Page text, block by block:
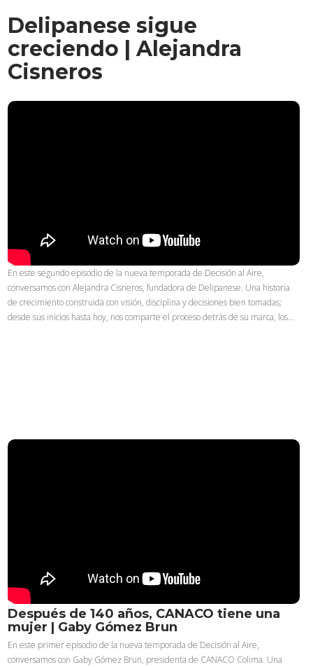
Delipanese sigue
creciendo | Alejandra
Cisneros
En este segundo episodio de la nueva temporada de Decisión al Aire,
conversamos con Alejandra Cisneros, fundadora de Delipanese. Una historia
de crecimiento construida con visión, disciplina y decisiones bien tomadas;
desde sus inicios hasta hoy, nos comparte el proceso detrás de su marca, los…
Después de 140 años, CANACO tiene una
mujer | Gaby Gómez Brun
En este primer episodio de la nueva temporada de Decisión al Aire,
conversamos con Gaby Gómez Brun, presidenta de CANACO Colima. Una